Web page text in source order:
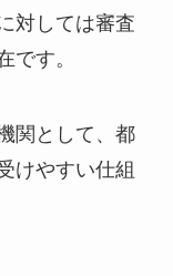
対しては審査
です。
関として、都
けやすい仕組